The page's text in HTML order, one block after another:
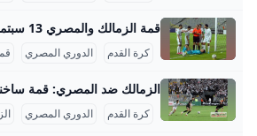
كرة القدم الدوري المصري
كرة القدم الدوري المصري